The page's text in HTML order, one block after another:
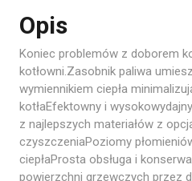
Opis
Koniec problemów z doborem
kotłowni.Zasobnik paliwa
wymiennikiem ciepła
kotłaEfektowny i
z najlepszych materiałów z
czyszczeniaPoziomy
ciepłaProsta obsługa i
powierzchni grzewczych przez